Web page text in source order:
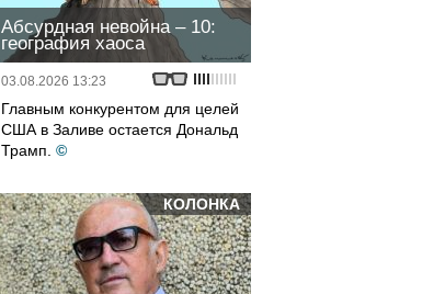
Абсурдная невойна – 10:
география хаоса
03.08.2026 13:23
Главным конкурентом для целей
США в Заливе остается Дональд
Трамп. ©
КОЛОНКА